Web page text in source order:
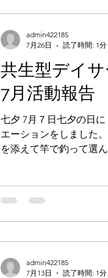
共生型デイ
7月活動報告
七夕 7月７日七夕の日
エーションをしました
を添えて竿で釣って選
組まれ、「思ったより
ました。
admin422185
7月26日
読了時間: 1分
admin422185
7月13日
読了時間: 1分